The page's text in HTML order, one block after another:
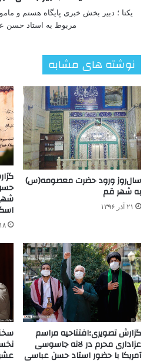
یکتا ؛ دبیر بخش خبری پایگاه هستم و
مربوط به استاد حسن
نوشته های مشابه
سال‌روز ورود حضرت معصومه(س)
به شهر قم
۲۱ آذر ۱۳۹۶
۱۸ دی ۱۳۹۴
گزارش تصویری؛افتتاحیه مراسم
عزاداری محرم در لانه جاسوسی
آمریکا با حضور استاد حسن عباسی